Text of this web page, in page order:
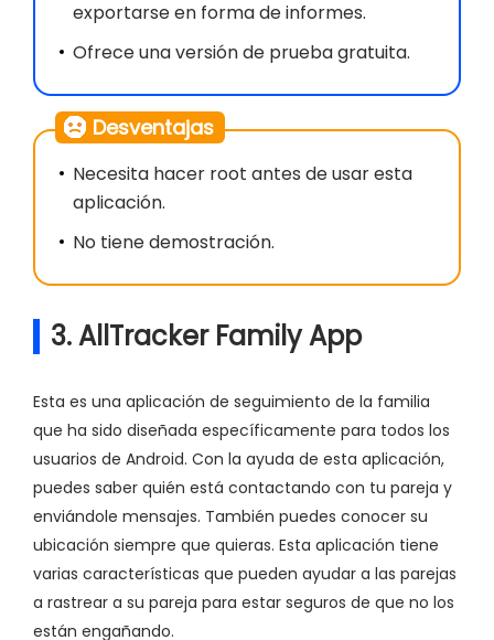
exportarse en forma de informes.
Ofrece una versión de prueba gratuita.
Desventajas
Necesita hacer root antes de usar esta
aplicación.
No tiene demostración.
3. AllTracker Family App
Esta es una aplicación de seguimiento de la familia
que ha sido diseñada específicamente para todos los
usuarios de Android. Con la ayuda de esta aplicación,
puedes saber quién está contactando con tu pareja y
enviándole mensajes. También puedes conocer su
ubicación siempre que quieras. Esta aplicación tiene
varias características que pueden ayudar a las parejas
a rastrear a su pareja para estar seguros de que no los
están engañando.